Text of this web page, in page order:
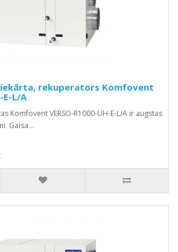
rekuperators Komfovent
E-L/A
Komfovent VERSO-R1000-UH-E-L/A ir augstas
Gaisa ..